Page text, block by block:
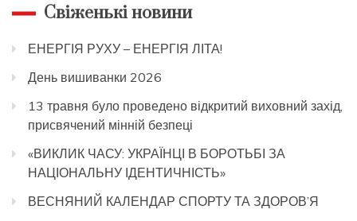
Свіженькі новини
ЕНЕРГІЯ РУХУ – ЕНЕРГІЯ ЛІТА!
День вишиванки 2026
13 травня було проведено відкритий виховний захід,
присвячений мінній безпеці
«ВИКЛИК ЧАСУ: УКРАЇНЦІ В БОРОТЬБІ ЗА
НАЦІОНАЛЬНУ ІДЕНТИЧНІСТЬ»
ВЕСНЯНИЙ КАЛЕНДАР СПОРТУ ТА ЗДОРОВ’Я